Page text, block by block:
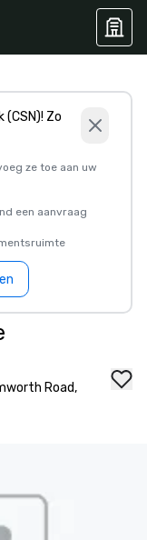
Zo
ze toe aan uw
een aanvraag
Road,